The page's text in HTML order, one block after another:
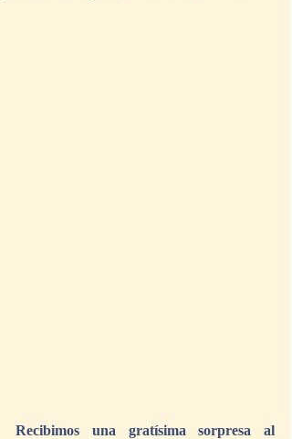
Recibimos una gratísima sorpresa al